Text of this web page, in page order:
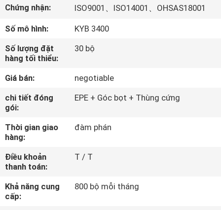
CHÚNG
TÔI
THAM
QUAN
NHÀ
MÁY
KIỂM
SOÁT
CHẤT
Chứng nhận:
ISO9001、ISO14001、OHSAS18001
Số mô hình:
KYB 3400
Số lượng đặt
hàng tối thiểu:
30 bộ
Giá bán:
negotiable
chi tiết đóng
gói:
EPE + Góc bọt + Thùng cứng
Thời gian giao
hàng:
đàm phán
Điều khoản
thanh toán:
T / T
Khả năng cung
cấp:
800 bộ mỗi tháng